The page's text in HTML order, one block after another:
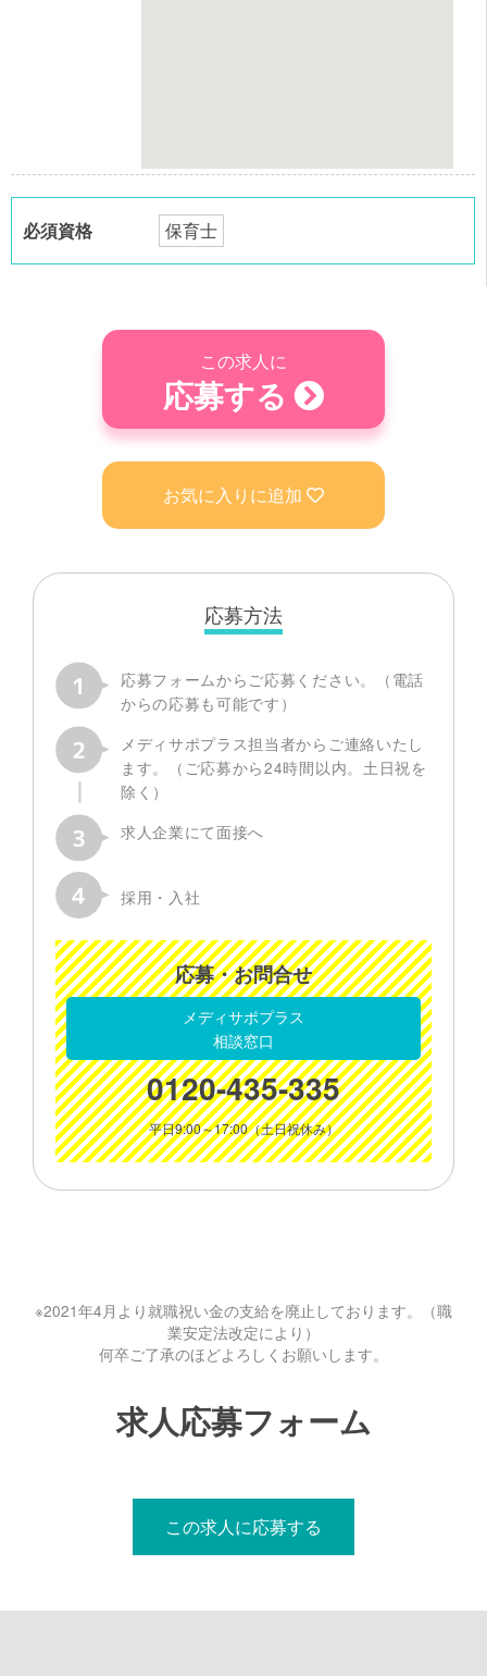
必須資格 保育士
この求人に
応募する
お気に入りに追加
応募方法
応募フォームからご応募ください。（電話
からの応募も可能です）
メディサポプラス担当者からご連絡いたし
ます。（ご応募から24時間以内。土日祝を
除く）
求人企業にて面接へ
採用・入社
応募・お問合せ
メディサポプラス
相談窓口
0120-435-335
平日9:00～17:00（土日祝休み）
※2021年4月より就職祝い金の支給を廃止しております。（職
業安定法改定により）
何卒ご了承のほどよろしくお願いします。
求人応募フォーム
この求人に応募する